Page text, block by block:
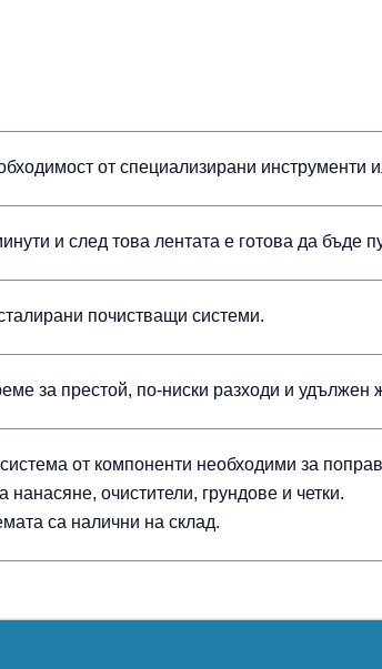
от специализирани инструменти
и след това лентата е готова да бъде
почистващи системи.
за престой, по-ниски разходи и удължен
от компоненти необходими за
нанасяне, очистители, грундове и четки.
са налични на склад.